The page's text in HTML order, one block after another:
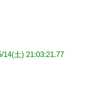
14(土) 21:03:21.77